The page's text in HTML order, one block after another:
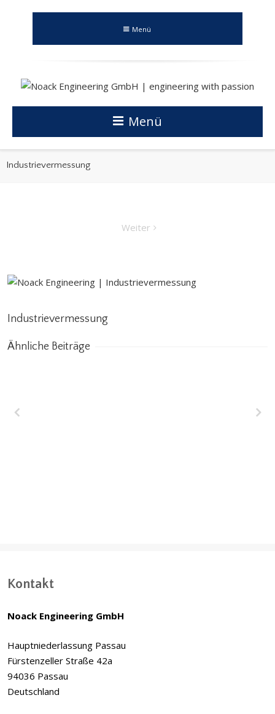
Menü
Menü
Industrievermessung
Weiter
Industrievermessung
Ähnliche Beiträge
Kontakt
Noack Engineering GmbH
Hauptniederlassung Passau
Fürstenzeller Straße 42a
94036 Passau
Deutschland